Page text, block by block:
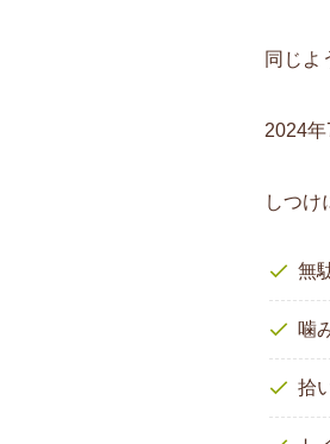
同じよ
2024年
しつけ
無
噛
拾